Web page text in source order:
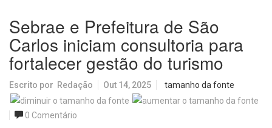
Sebrae e Prefeitura de São
Carlos iniciam consultoria para
fortalecer gestão do turismo
Escrito por Redação Out 14, 2025 tamanho da fonte
0 Comentário